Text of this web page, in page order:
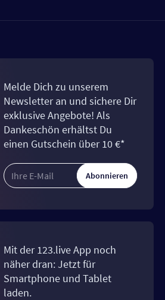
Melde Dich zu unserem
Newsletter an und sichere Dir
exklusive Angebote! Als
Dankeschön erhältst Du
einen Gutschein über 10 €*
Abonnieren
Mit der 123.live App noch
näher dran: Jetzt für
Smartphone und Tablet
laden.